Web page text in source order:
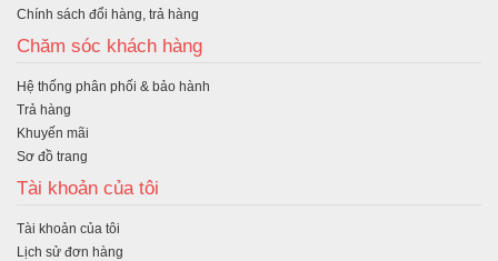
Chính sách đổi hàng, trả hàng
Chăm sóc khách hàng
Hệ thống phân phối & bảo hành
Trả hàng
Khuyến mãi
Sơ đồ trang
Tài khoản của tôi
Tài khoản của tôi
Lịch sử đơn hàng